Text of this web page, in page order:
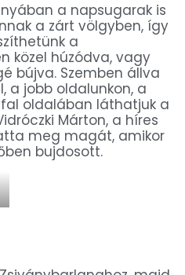
a napsugarak is
a zárt völgyben, így
a
közel húzódva, vagy
bújva. Szemben állva
a jobb oldalunkon, a
oldalában láthatjuk a
Márton, a híres
meg magát, amikor
bujdosott.